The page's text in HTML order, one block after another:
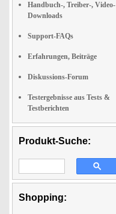
Handbuch-, Treiber-, Video-
Downloads
Support-FAQs
Erfahrungen, Beiträge
Diskussions-Forum
Testergebnisse aus Tests &
Testberichten
Produkt-Suche:
Shopping: